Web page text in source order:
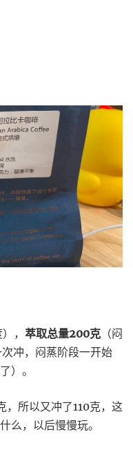
， 萃取总量200克 （闷
冲，闷蒸阶段一开始
）。
，所以又冲了110克，这
么，以后慢慢玩。